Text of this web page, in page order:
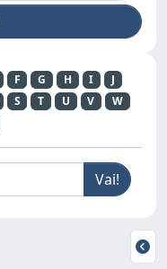
F G H I
J
S T U V
W